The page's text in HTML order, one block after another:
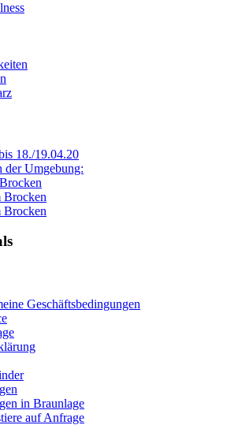
18./19.04.20
der Umgebung:
Brocken
Brocken
Geschäftsbedingungen
in Braunlage
auf Anfrage